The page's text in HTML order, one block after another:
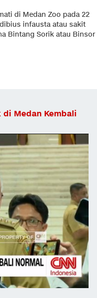
di Medan Zoo pada 22
infausta atau sakit
Bintang Sorik atau Binsor
di Medan Kembali